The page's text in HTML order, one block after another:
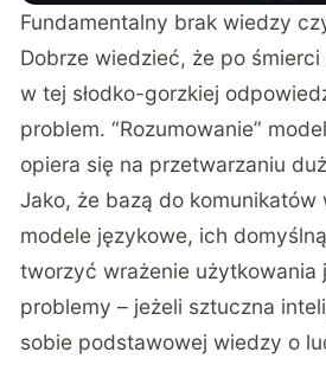
Fundamentalny brak wiedzy
Dobrze wiedzieć, że po
w tej słodko-gorzkiej
problem. “Rozumowanie”
opiera się na przetwarzaniu
Jako, że bazą do
modele językowe, ich
tworzyć wrażenie użytkowania
problemy – jeżeli sztuczna
sobie podstawowej wiedzy o